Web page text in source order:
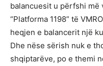
balancuesit u përfshi më
“Platforma 1198” të
heqjen e balancerit një
Dhe nëse sërish nuk e
shqiptarëve, po e themi